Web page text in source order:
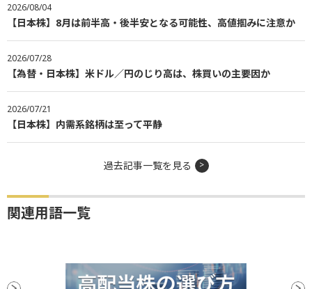
2026/08/04
【日本株】8月は前半高・後半安となる可能性、高値掴みに注意か
2026/07/28
【為替・日本株】米ドル／円のじり高は、株買いの主要因か
2026/07/21
【日本株】内需系銘柄は至って平静
過去記事一覧を見る
関連用語一覧